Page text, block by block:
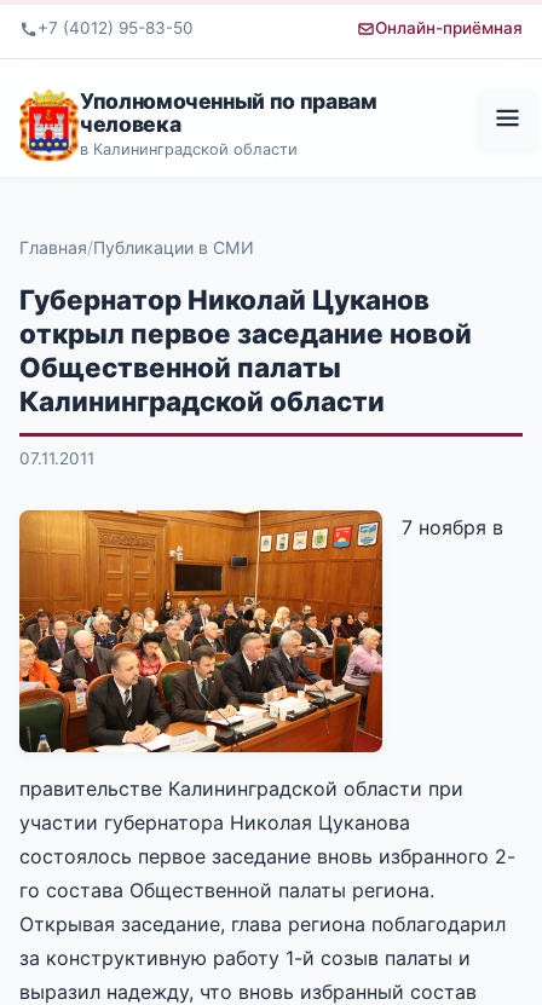
+7 (4012) 95-83-50 Онлайн-приёмная
Уполномоченный по правам
человека
в Калининградской области
Главная Публикации в СМИ
Губернатор Николай Цуканов
открыл первое заседание новой
Общественной палаты
Калининградской области
07.11.2011
7 ноября в
правительстве Калининградской области при
участии губернатора Николая Цуканова
состоялось первое заседание вновь избранного 2-
го состава Общественной палаты региона.
Открывая заседание, глава региона поблагодарил
за конструктивную работу 1-й созыв палаты и
выразил надежду, что вновь избранный состав